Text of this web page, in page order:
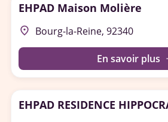
EHPAD Maison Molière
place Bourg-la-Reine, 92340
En savoir plus
EHPAD RESIDENCE